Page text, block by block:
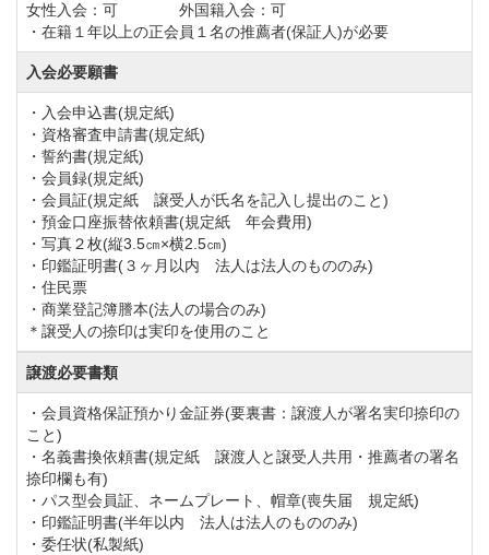
・会員の誕生月より３ヶ月以内の全日に利用出来る。
・会員＝グリーンフィフィ、諸経費無料（利用税、キ
ャディフィ等除く）
・ゲスト＝会員料金（同伴者３名まで）
２）終身会員制度（プラチナ会員制度）
・在籍１０年以上で満６０歳以上の会員が対象で、３
親等以内の親族に会員権を譲渡した場合は、従来のま
まメンバー料金でプレー出来る（クラブ競技に も参加
できる）
３）会員によるプライベートコンペ（日曜日の開催が
多い）
・所属プロが中心となっている。会員同士のコンペや
ゲストも参加出来るコンペも行なっています。
平成２４年９月～正会員年会費が改定されました。
『名義書換料の会員資格保証金充当制度』を、期限を
女性入会：可 外国籍入会：可
・在籍１年以上の正会員１名の推薦者(保証人)が必要
入会必要願書
・入会申込書(規定紙)
・資格審査申請書(規定紙)
・誓約書(規定紙)
・会員録(規定紙)
・会員証(規定紙 譲受人が氏名を記入し提出のこと)
・預金口座振替依頼書(規定紙 年会費用)
・写真２枚(縦3.5㎝×横2.5㎝)
・印鑑証明書(３ヶ月以内 法人は法人のもののみ)
・住民票
・商業登記簿謄本(法人の場合のみ)
＊譲受人の捺印は実印を使用のこと
譲渡必要書類
・会員資格保証預かり金証券(要裏書：譲渡人が署名実印捺印の
こと)
・名義書換依頼書(規定紙 譲渡人と譲受人共用・推薦者の署名
捺印欄も有)
・パス型会員証、ネームプレート、帽章(喪失届 規定紙)
・印鑑証明書(半年以内 法人は法人のもののみ)
・委任状(私製紙)